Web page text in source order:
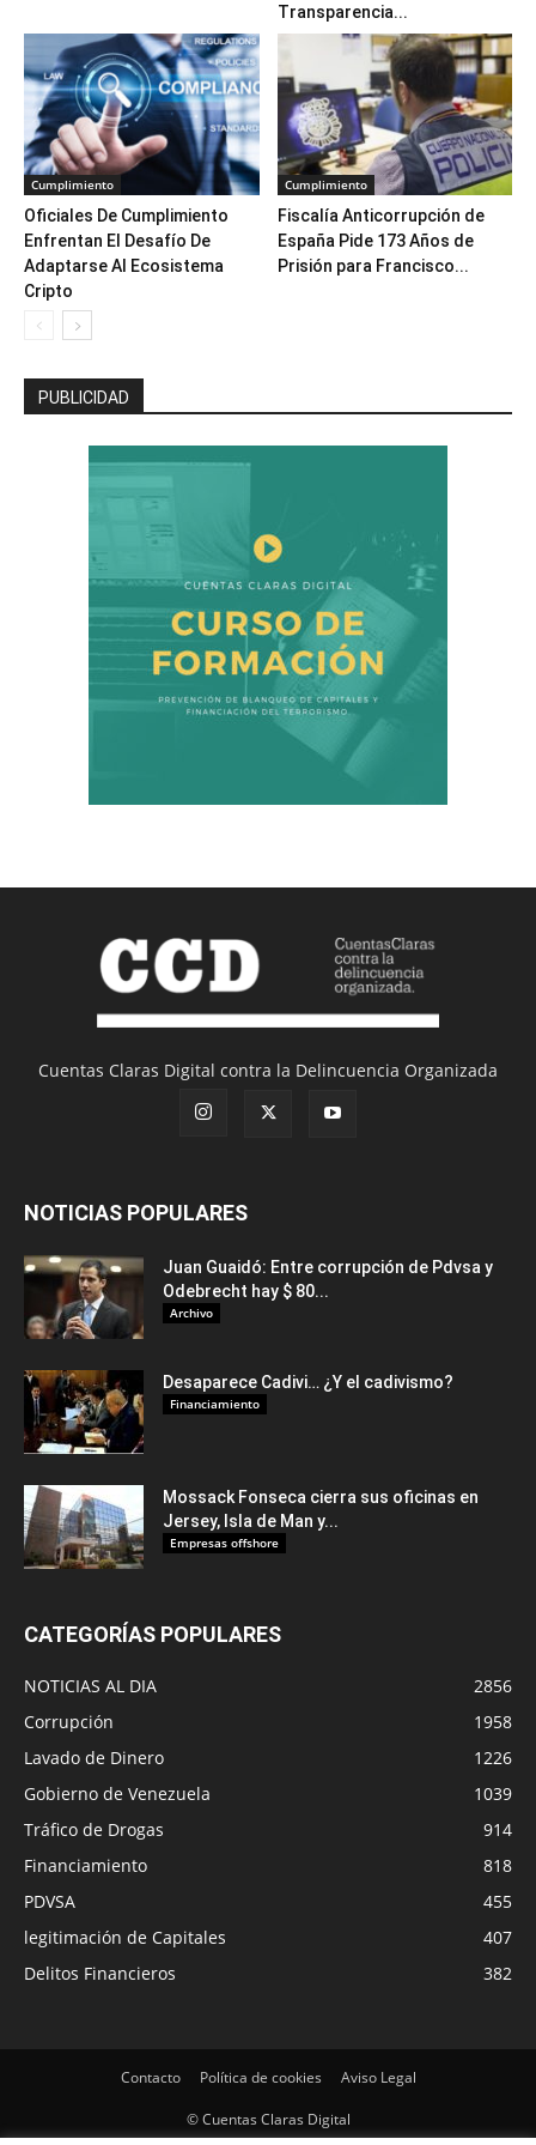
Transparencia...
Cumplimiento
Oficiales De Cumplimiento
Enfrentan El Desafío De
Adaptarse Al Ecosistema
Cripto
Cumplimiento
Fiscalía Anticorrupción de
España Pide 173 Años de
Prisión para Francisco...
PUBLICIDAD
Cuentas Claras Digital contra la Delincuencia Organizada
NOTICIAS POPULARES
Juan Guaidó: Entre corrupción de Pdvsa y
Odebrecht hay $ 80...
Archivo
Desaparece Cadivi… ¿Y el cadivismo?
Financiamiento
Mossack Fonseca cierra sus oficinas en
Jersey, Isla de Man y...
Empresas offshore
CATEGORÍAS POPULARES
NOTICIAS AL DIA
2856
Corrupción
1958
Lavado de Dinero
1226
Gobierno de Venezuela
1039
Tráfico de Drogas
914
Financiamiento
818
PDVSA
455
legitimación de Capitales
407
Delitos Financieros
382
Contacto Política de cookies Aviso Legal
© Cuentas Claras Digital